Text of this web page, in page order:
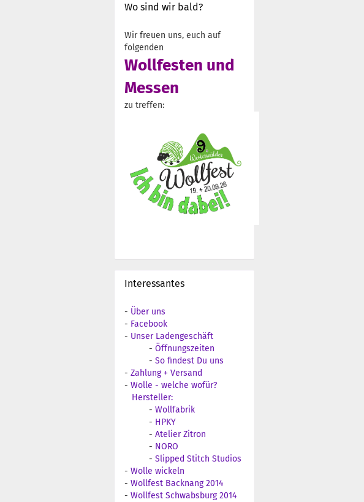
Wo sind wir bald?
Wir freuen uns, euch auf
folgenden
Wollfesten und
Messen
zu treffen:
Interessantes
- Über uns
- Facebook
- Unser Ladengeschäft
- Öffnungszeiten
- So findest Du uns
- Zahlung + Versand
- Wolle - welche wofür?
Hersteller:
- Wollfabrik
- HPKY
- Atelier Zitron
- NORO
- Slipped Stitch Studios
- Wolle wickeln
- Wollfest Backnang 2014
- Wollfest Schwabsburg 2014